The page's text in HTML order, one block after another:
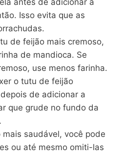
Isso evita que as
de feijão mais cremoso,
de mandioca. Se
use menos farinha.
o tutu de feijão
de adicionar a
que grude no fundo da
mais saudável, você pode
ou até mesmo omiti-las